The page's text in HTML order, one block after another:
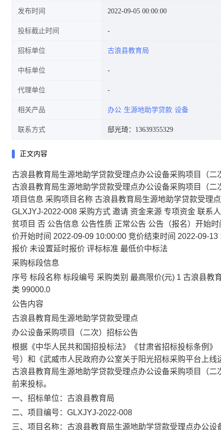
发布时间 2022-09-05 00:00:00
投标截止时间
招标单位 古浪县教育局
中标单位
代理单位
相关产品 办公 生源地助学贷款 设备
联系方式 邸光琦：13639355329
正文内容
古浪县教育局生源地助学贷款受理点办公设备采购项目（二
古浪县教育局生源地助学贷款受理点办公设备采购项目（二
项目信息 采购项目名称 古浪县教育局生源地助学贷款受理
GLXJYJ-2022-008 采购方式 邀请 资金来源 专项资金 联系
贫项目 否 公告信息 公告性质 正常公告 公告（报名）开始
价开始时间 2022-09-09 10:00:00 竞价结束时间 2022-09-
报价 未设置延时报价 评标标准 最低价中标法
采购标段信息
序号 标段名称 标段编号 采购类别 最高限价(元) 1 古浪县
类 99000.0
公告内容
古浪县教育局生源地助学贷款受理点
办公设备采购项目（二次）招标公告
根据《中华人民共和国招投标法》《甘肃省招标投标条例
号）和《武威市人民政府办公室关于阳光招标采购平台上线
古浪县教育局生源地助学贷款受理点办公设备采购项目（
前来投标。
一、招标单位： 古浪县教育局
二、项目编号： GLXJYJ-2022-008
三、项目名称： 古浪县教育局生源地助学贷款受理点办公设